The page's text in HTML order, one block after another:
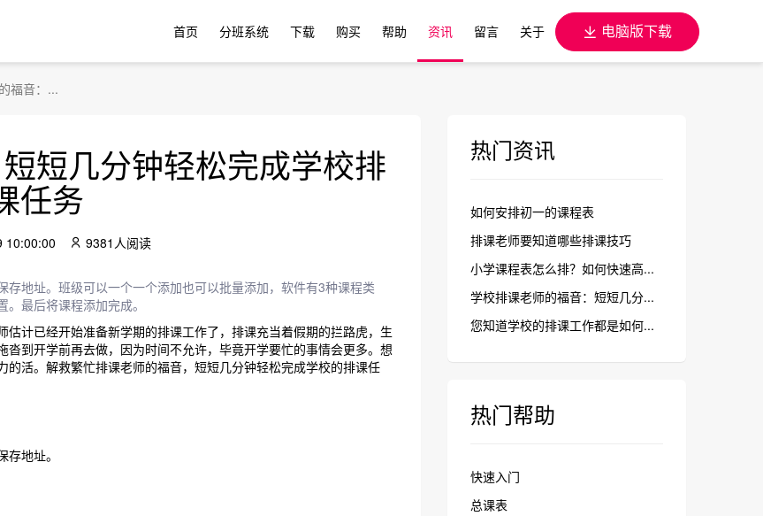
首页 分班系统 下载 购买 帮助 资讯 留言 关于 电脑版下载
福音：...
短几分钟轻松完成学校排
任务
10:00:00 9381人阅读
地址。班级可以一个一个添加也可以批量添加，软件有3种课程类
最后将课程添加完成。
计已经开始准备新学期的排课工作了，排课充当着假期的拦路虎，生
到开学前再去做，因为时间不允许，毕竟开学要忙的事情会更多。想
活。解救繁忙排课老师的福音，短短几分钟轻松完成学校的排课任
地址。
热门资讯
如何安排初一的课程表
排课老师要知道哪些排课技巧
小学课程表怎么排？如何快速高...
学校排课老师的福音：短短几分...
您知道学校的排课工作都是如何...
热门帮助
快速入门
总课表